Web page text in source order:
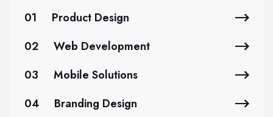
01
Product Design
02
Web Development
03
Mobile Solutions
04
Branding Design